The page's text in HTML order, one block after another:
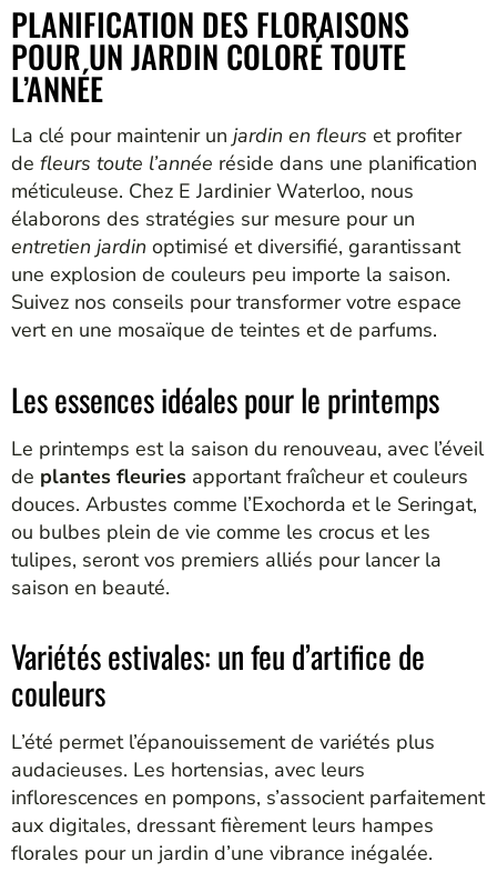
PLANIFICATION DES FLORAISONS
POUR UN JARDIN COLORÉ TOUTE
L’ANNÉE
La clé pour maintenir un jardin en fleurs et profiter
de fleurs toute l’année réside dans une planification
méticuleuse. Chez E Jardinier Waterloo, nous
élaborons des stratégies sur mesure pour un
entretien jardin optimisé et diversifié, garantissant
une explosion de couleurs peu importe la saison.
Suivez nos conseils pour transformer votre espace
vert en une mosaïque de teintes et de parfums.
Les essences idéales pour le printemps
Le printemps est la saison du renouveau, avec l’éveil
de plantes fleuries apportant fraîcheur et couleurs
douces. Arbustes comme l’Exochorda et le Seringat,
ou bulbes plein de vie comme les crocus et les
tulipes, seront vos premiers alliés pour lancer la
saison en beauté.
Variétés estivales: un feu d’artifice de
couleurs
L’été permet l’épanouissement de variétés plus
audacieuses. Les hortensias, avec leurs
inflorescences en pompons, s’associent parfaitement
aux digitales, dressant fièrement leurs hampes
florales pour un jardin d’une vibrance inégalée.